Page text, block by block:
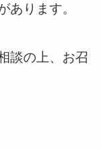
あります。
談の上、お召